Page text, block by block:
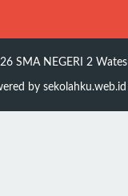
SMA NEGERI 2 Wates
by sekolahku.web.id